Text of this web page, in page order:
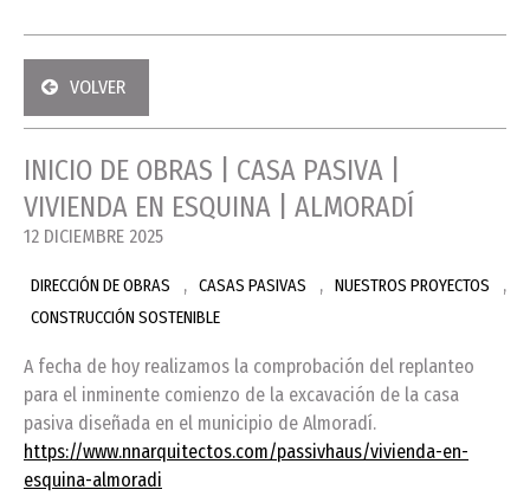
VOLVER
INICIO DE OBRAS | CASA PASIVA |
VIVIENDA EN ESQUINA | ALMORADÍ
12 DICIEMBRE 2025
DIRECCIÓN DE OBRAS , CASAS PASIVAS , NUESTROS PROYECTOS ,
CONSTRUCCIÓN SOSTENIBLE
A fecha de hoy realizamos la comprobación del replanteo
para el inminente comienzo de la excavación de la casa
pasiva diseñada en el municipio de Almoradí.
https://www.nnarquitectos.com/passivhaus/vivienda-en-
esquina-almoradi